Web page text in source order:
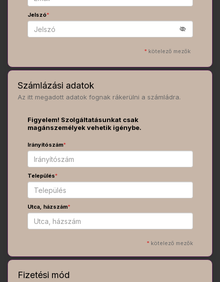
Jelszó*
* kötelező mezők
Számlázási adatok
Az itt megadott adatok fognak rákerülni a számládra.
Figyelem! Szolgáltatásunkat csak
magánszemélyek vehetik igénybe.
Irányítószám*
Település*
Utca, házszám*
* kötelező mezők
Fizetési mód